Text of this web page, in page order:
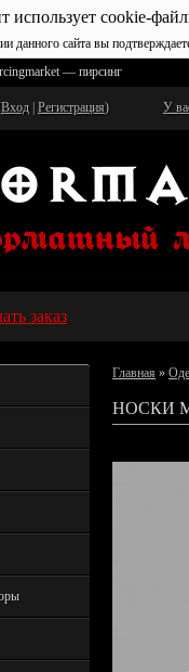
использует cookie-
данного сайта вы
— пирсинг
Вход Регистрация) У
заказ
Главная »
НОСКИ